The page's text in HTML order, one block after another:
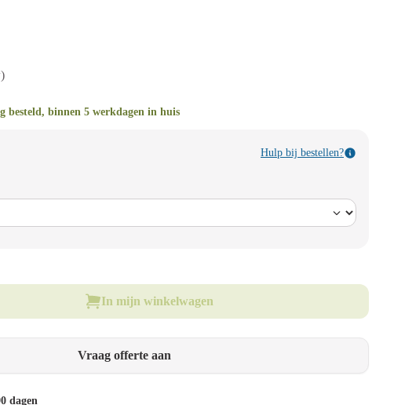
besteld, binnen 5 werkdagen in huis
Hulp bij bestellen?
In mijn winkelwagen
Vraag offerte aan
dagen